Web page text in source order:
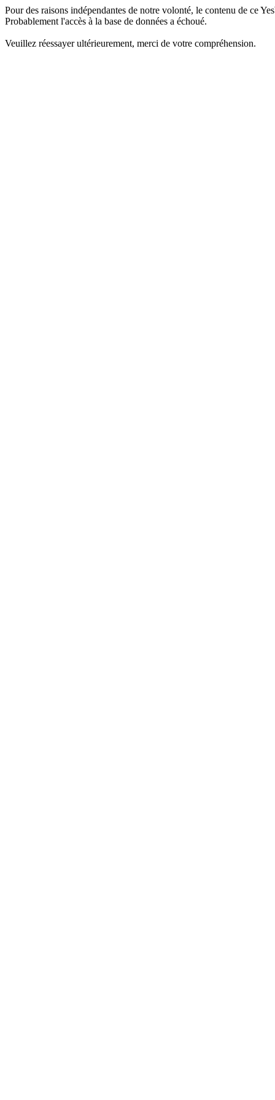
Pour des raisons indépendantes de notre volonté, le contenu de ce
Probablement l'accès à la base de données a échoué.
Veuillez réessayer ultérieurement, merci de votre compréhension.